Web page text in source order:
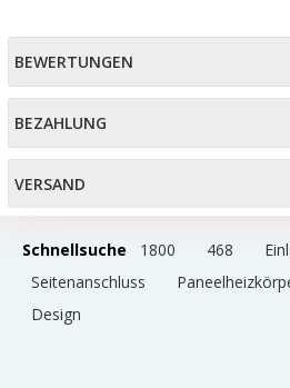
BEWERTUNGEN
BEZAHLUNG
VERSAND
Schnellsuche 1800 468
Seitenanschluss
Design